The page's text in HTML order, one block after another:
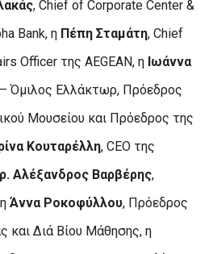
, Chief of Corporate Center &
Bank, η Πέπη Σταμάτη, Chief
Officer της AEGEAN, η Ιωάννα
– Όμιλος Ελλάκτωρ, Πρόεδρος
Μουσείου και Πρόεδρος της
Κουταρέλλη, CEO της
Αλέξανδρος Βαρβέρης,
Άννα Ροκοφύλλου, Πρόεδρος
και Διά Βίου Μάθησης, η